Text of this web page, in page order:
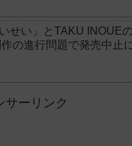
せい」とTAKU INOUE
の進行問題で発売中止
サーリンク